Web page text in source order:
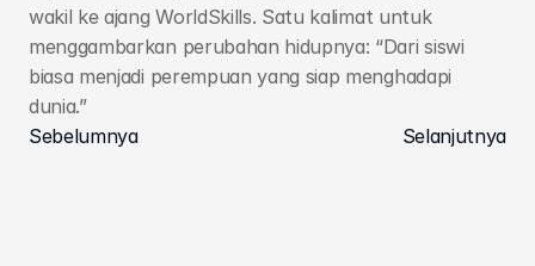
wakil ke ajang WorldSkills. Satu kalimat untuk
menggambarkan perubahan hidupnya: “Dari siswi
biasa menjadi perempuan yang siap menghadapi
dunia.”
Sebelumnya
Selanjutnya